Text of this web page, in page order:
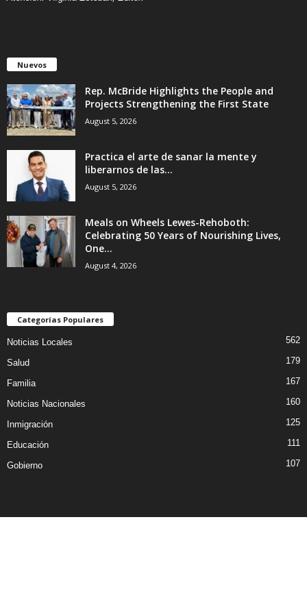
Nuevos
Rep. McBride Highlights the People and
Projects Strengthening the First State
August 5, 2026
Practica el arte de sanar la mente y
liberarnos de las...
August 5, 2026
Meals on Wheels Lewes-Rehoboth:
Celebrating 50 Years of Nourishing Lives,
One...
August 4, 2026
Categorías Populares
Noticias Locales 562
Salud 179
Familia 167
Noticias Nacionales 160
Inmigración 125
Educación 111
Gobierno 107